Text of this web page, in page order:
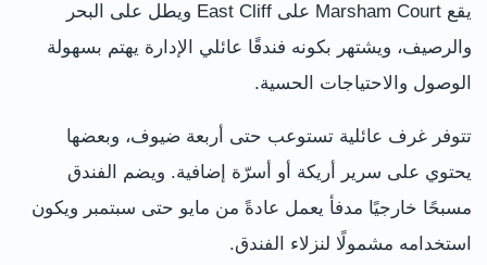
يقع Marsham Court على East Cliff ويطل على البحر
والرصيف، ويشتهر بكونه فندقًا عائلي الإدارة يهتم بسهولة
الوصول والاحتياجات الحسية.
تتوفر غرف عائلية تستوعب حتى أربعة ضيوف، وبعضها
يحتوي على سرير أريكة أو أسرّة إضافية. ويضم الفندق
مسبحًا خارجيًا مدفأ يعمل عادةً من مايو حتى سبتمبر ويكون
استخدامه مشمولًا لنزلاء الفندق.